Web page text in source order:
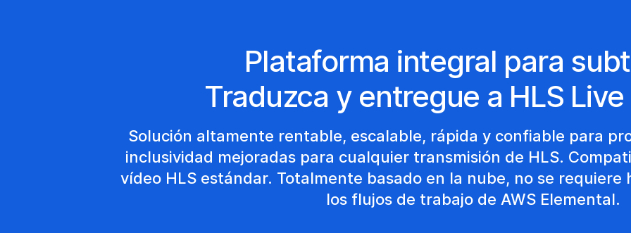
Plataforma integral para
Traduzca y entregue a HLS
Solución altamente rentable, escalable, rápida y confiable para
inclusividad mejoradas para cualquier transmisión de HLS.
vídeo HLS estándar. Totalmente basado en la nube, no se
los flujos de trabajo de AWS Elemental.